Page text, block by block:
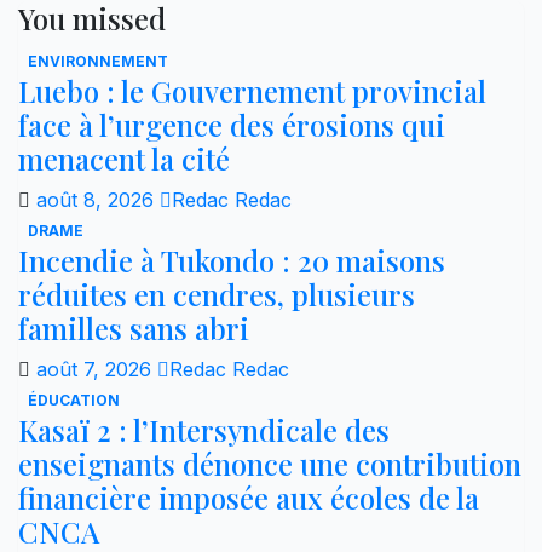
You missed
ENVIRONNEMENT
Luebo : le Gouvernement provincial
face à l’urgence des érosions qui
menacent la cité
août 8, 2026 Redac Redac
DRAME
Incendie à Tukondo : 20 maisons
réduites en cendres, plusieurs
familles sans abri
août 7, 2026 Redac Redac
ÉDUCATION
Kasaï 2 : l’Intersyndicale des
enseignants dénonce une contribution
financière imposée aux écoles de la
CNCA